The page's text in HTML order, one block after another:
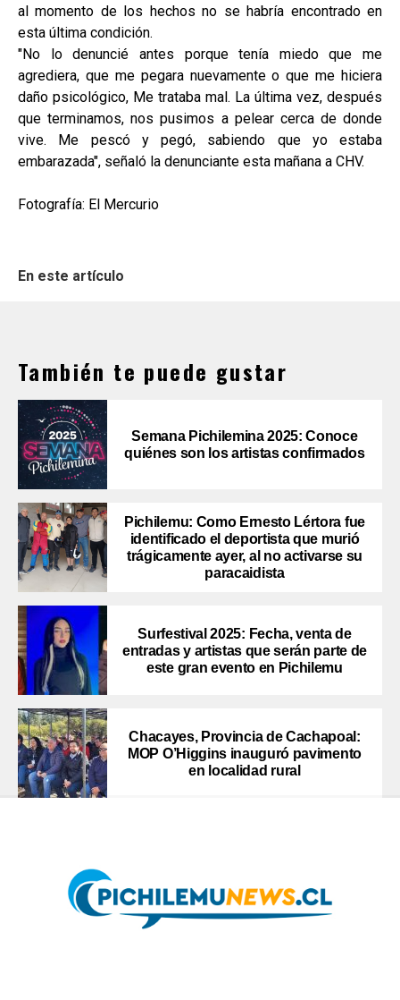
al momento de los hechos no se habría encontrado en
esta última condición.
"No lo denuncié antes porque tenía miedo que me
agrediera, que me pegara nuevamente o que me hiciera
daño psicológico, Me trataba mal. La última vez, después
que terminamos, nos pusimos a pelear cerca de donde
vive. Me pescó y pegó, sabiendo que yo estaba
embarazada", señaló la denunciante esta mañana a CHV.
Fotografía: El Mercurio
En este artículo
También te puede gustar
Semana Pichilemina 2025: Conoce
quiénes son los artistas confirmados
Pichilemu: Como Ernesto Lértora fue
identificado el deportista que murió
trágicamente ayer, al no activarse su
paracaidista
Surfestival 2025: Fecha, venta de
entradas y artistas que serán parte de
este gran evento en Pichilemu
Chacayes, Provincia de Cachapoal:
MOP O’Higgins inauguró pavimento
en localidad rural